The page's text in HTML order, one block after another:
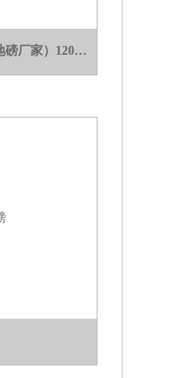
SCS120吨地磅（山区电子地磅厂家）120吨汽车地磅秤价格